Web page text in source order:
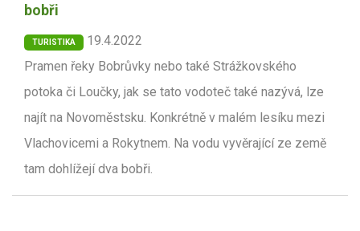
bobři
TURISTIKA
19.4.2022
Pramen řeky Bobrůvky nebo také Strážkovského
potoka či Loučky, jak se tato vodoteč také nazývá, lze
najít na Novoměstsku. Konkrétně v malém lesíku mezi
Vlachovicemi a Rokytnem. Na vodu vyvěrající ze země
tam dohlížejí dva bobři.